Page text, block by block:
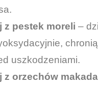
z pestek moreli –
uszkodzeniami.
z orzechów